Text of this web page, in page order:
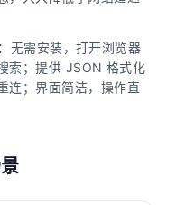
无需安装，打开浏览器
索；提供 JSON 格式化
连；界面简洁，操作直